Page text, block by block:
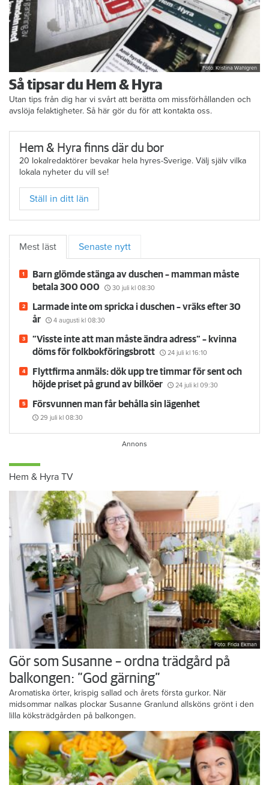
Så tipsar du Hem & Hyra
Utan tips från dig har vi svårt att berätta om missförhållanden och
Hem & Hyra finns där du bor
20 lokalredaktörer bevakar hela hyres-Sverige. Välj själv vilka
lokala nyheter du vill se!
Ställ in ditt län
Senaste nytt
Barn glömde stänga av duschen – mamman måste
betala 300 000
30 juli kl 08:30
Larmade inte om spricka i duschen – vräks efter 30
år
4 augusti kl 08:30
”Visste inte att man måste ändra adress” – kvinna
döms för folkbokföringsbrott
kl 16:10
Flyttfirma anmäls: dök upp tre timmar för sent och
höjde priset på grund av bilköer
24 juli kl 09:30
Försvunnen man får behålla sin lägenhet
29 juli kl 08:30
Hem & Hyra TV
Foto: Frida Ekman
Gör som Susanne – ordna trädgård på
balkongen: ”God gärning”
Aromatiska örter, krispig sallad och årets första gurkor. När
midsommar nalkas plockar Susanne Granlund allsköns grönt i den
lilla köksträdgården på balkongen.